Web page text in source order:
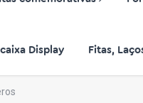
Display Fitas,